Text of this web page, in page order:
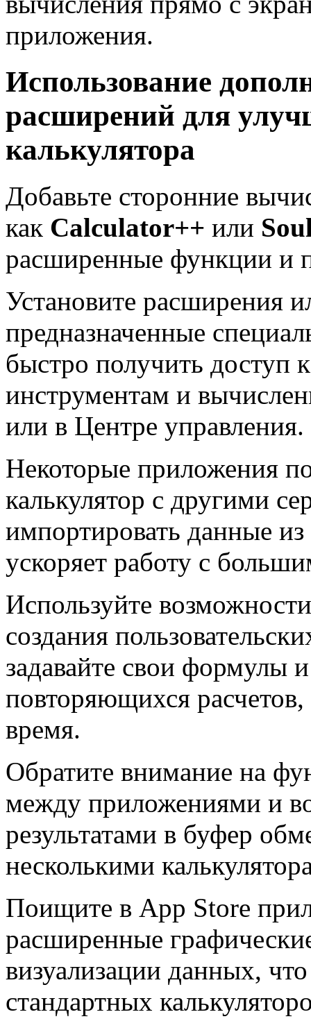
приложения.
Использование
расширений для
калькулятора
Добавьте сторонние
как Calculator++ или
расширенные функции и
Установите расширения
предназначенные
быстро получить доступ
инструментам и
или в Центре управления.
Некоторые приложения
калькулятор с другими
импортировать данные
ускоряет работу с
Используйте
создания
задавайте свои формулы
повторяющихся
время.
Обратите внимание на
между приложениями и
результатами в буфер
несколькими
Поищите в App Store
расширенные
визуализации данных,
стандартных